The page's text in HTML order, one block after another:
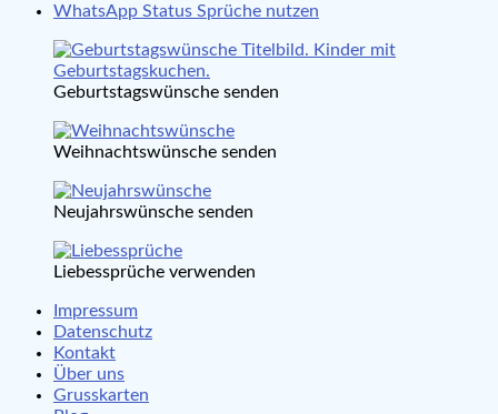
WhatsApp Status Sprüche nutzen
Geburtstagswünsche senden
Weihnachtswünsche senden
Neujahrswünsche senden
Liebessprüche verwenden
Impressum
Datenschutz
Kontakt
Über uns
Grusskarten